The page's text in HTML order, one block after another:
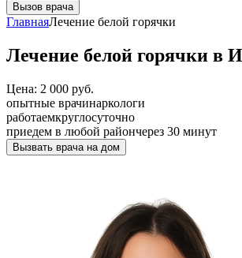
Вызов врача
ГлавнаяЛечение белой горячки
Лечение белой горячки в
Цена: 2 000 руб.
опытные врачинаркологи
работаемкруглосуточно
приедем в любой райончерез 30 минут
Вызвать врача на дом